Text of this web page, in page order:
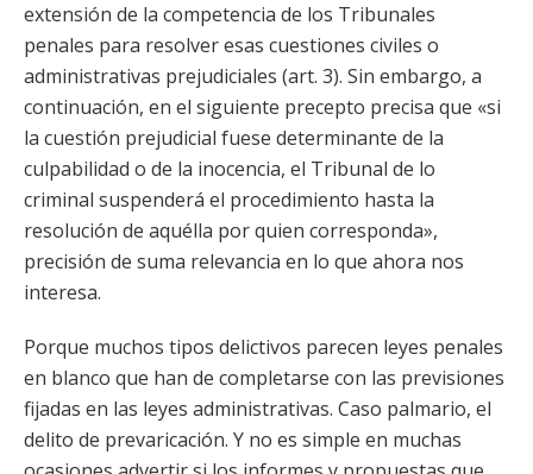
extensión de la competencia de los Tribunales
penales para resolver esas cuestiones civiles o
administrativas prejudiciales (art. 3). Sin embargo, a
continuación, en el siguiente precepto precisa que «si
la cuestión prejudicial fuese determinante de la
culpabilidad o de la inocencia, el Tribunal de lo
criminal suspenderá el procedimiento hasta la
resolución de aquélla por quien corresponda»,
precisión de suma relevancia en lo que ahora nos
interesa.
Porque muchos tipos delictivos parecen leyes penales
en blanco que han de completarse con las previsiones
fijadas en las leyes administrativas. Caso palmario, el
delito de prevaricación. Y no es simple en muchas